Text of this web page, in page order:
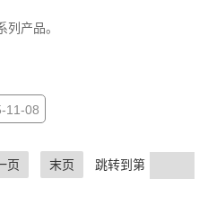
产品。
11-08
页 末页 跳转到第